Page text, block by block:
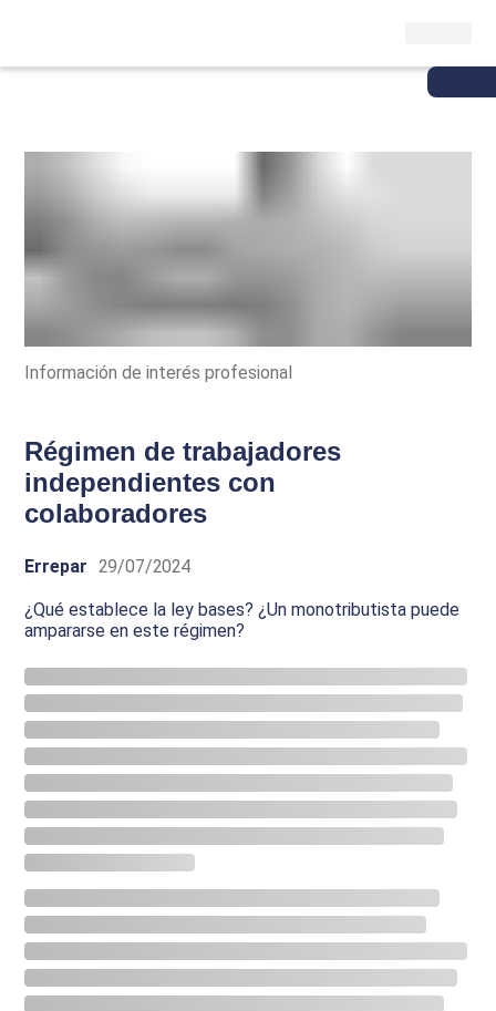
Información de interés profesional
Régimen de trabajadores
independientes con
colaboradores
Errepar 29/07/2024
¿Qué establece la ley bases? ¿Un monotributista puede
ampararse en este régimen?